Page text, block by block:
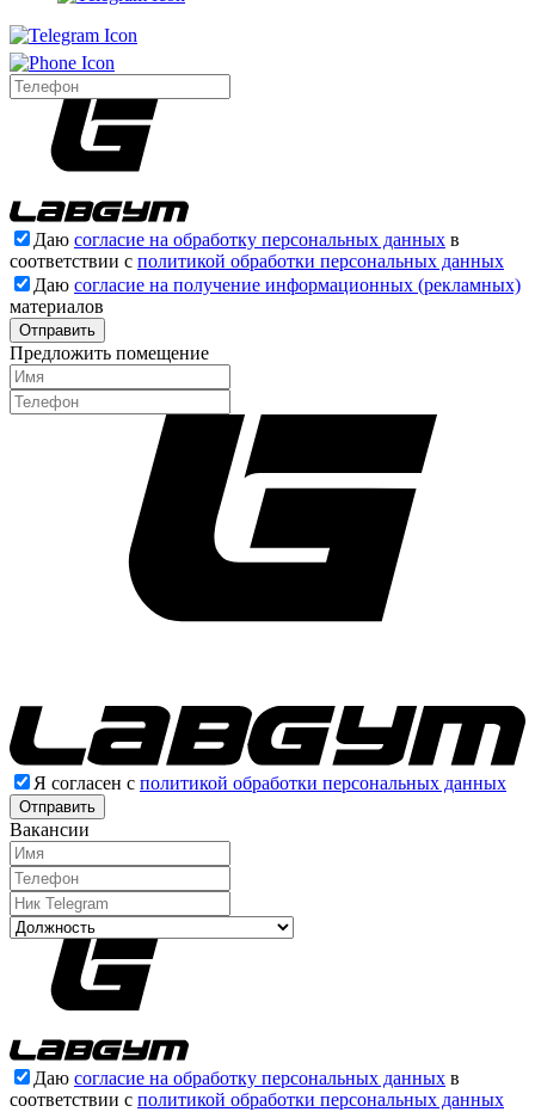
Даю согласие на обработку персональных данных в
соответствии с политикой обработки персональных данных
Даю согласие на получение информационных (рекламных)
материалов
Отправить
Предложить помещение
Я согласен с политикой обработки персональных данных
Отправить
Вакансии
Даю согласие на обработку персональных данных в
соответствии с политикой обработки персональных данных